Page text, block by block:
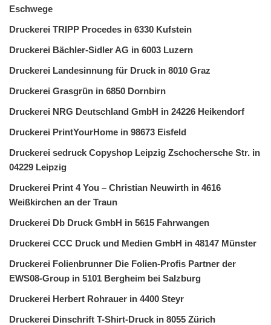
Eschwege
Druckerei TRIPP Procedes in 6330 Kufstein
Druckerei Bächler-Sidler AG in 6003 Luzern
Druckerei Landesinnung für Druck in 8010 Graz
Druckerei Grasgrün in 6850 Dornbirn
Druckerei NRG Deutschland GmbH in 24226 Heikendorf
Druckerei PrintYourHome in 98673 Eisfeld
Druckerei sedruck Copyshop Leipzig Zschochersche Str. in
04229 Leipzig
Druckerei Print 4 You – Christian Neuwirth in 4616
Weißkirchen an der Traun
Druckerei Db Druck GmbH in 5615 Fahrwangen
Druckerei CCC Druck und Medien GmbH in 48147 Münster
Druckerei Folienbrunner Die Folien-Profis Partner der
EWS08-Group in 5101 Bergheim bei Salzburg
Druckerei Herbert Rohrauer in 4400 Steyr
Druckerei Dinschrift T-Shirt-Druck in 8055 Zürich